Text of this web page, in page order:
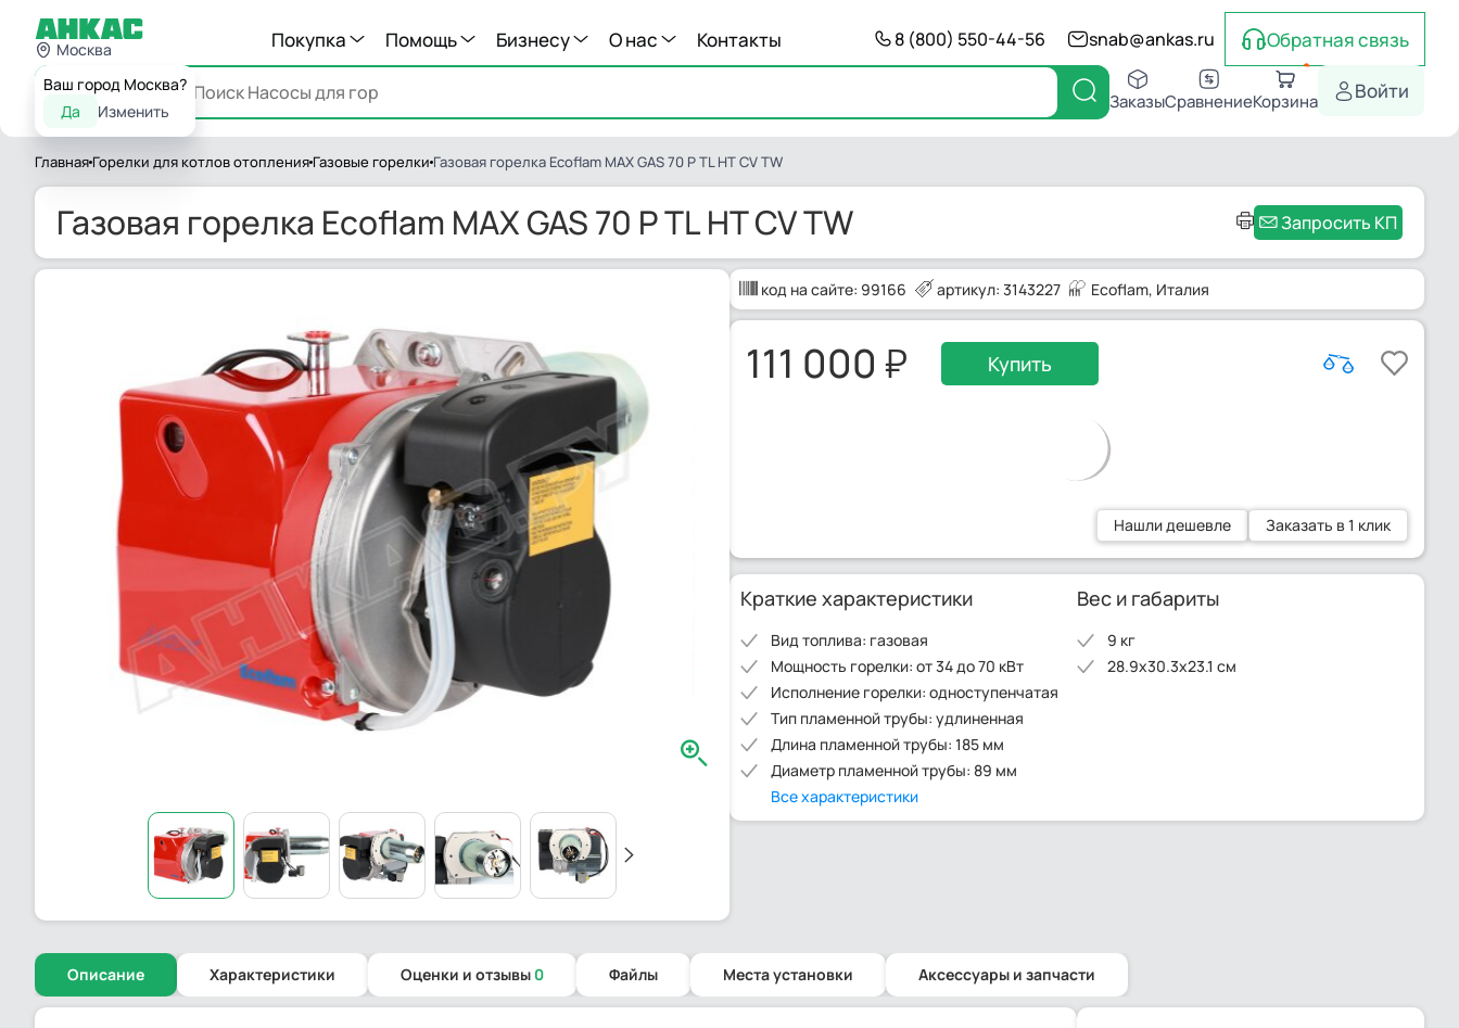
Москва
Ваш город Москва?
Да
Изменить
Покупка Помощь Бизнесу О нас Контакты 8 (800) 550-44-56 snab@ankas.ru Обратная связь
Каталог ЗаказыСравнениеКорзина Войти
Главная Горелки для котлов отопления Газовые горелки Газовая горелка Ecoflam MAX GAS 70 P TL HT CV TW
Газовая горелка Ecoflam MAX GAS 70 P TL HT CV TW Запросить КП
код на сайте: 99166 артикул: 3143227 Ecoflam, Италия
111 000 Купить
Нашли дешевле Заказать в 1 клик
Краткие характеристики
Вид топлива: газовая
Мощность горелки: от 34 до 70 кВт
Исполнение горелки: одноступенчатая
Тип пламенной трубы: удлиненная
Длина пламенной трубы: 185 мм
Диаметр пламенной трубы: 89 мм
Все характеристики
Вес и габариты
9 кг
28.9x30.3x23.1 см
Описание Характеристики Оценки и отзывы 0 Файлы Места установки Аксессуары и запчасти